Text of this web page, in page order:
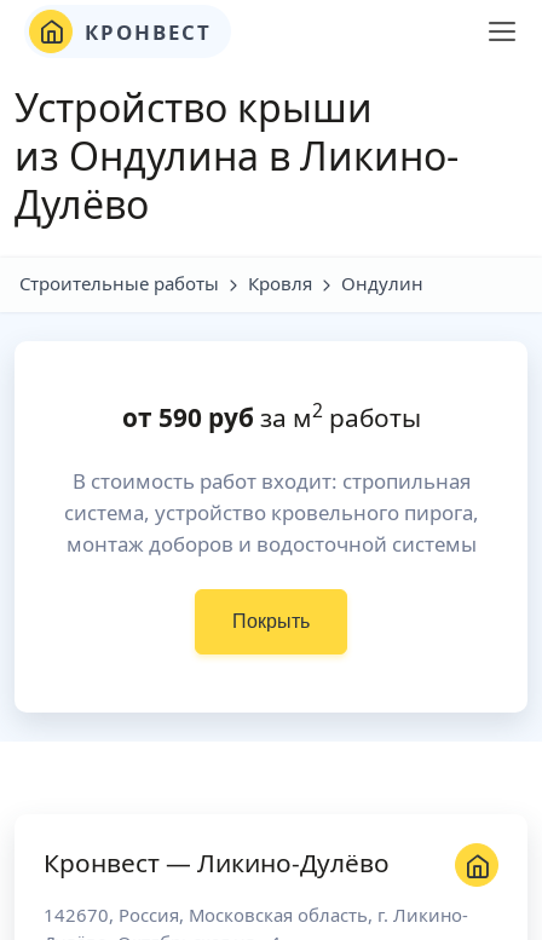
КРОНВЕСТ
Устройство крыши
из Ондулина в Ликино-
Дулёво
Строительные работы Кровля Ондулин
от 590руб за м2работы
В стоимость работ входит: стропильная
система, устройство кровельного пирога,
монтаж доборов и водосточной системы
Покрыть
Кронвест — Ликино-Дулёво
142670, Россия, Московская область, г. Ликино-